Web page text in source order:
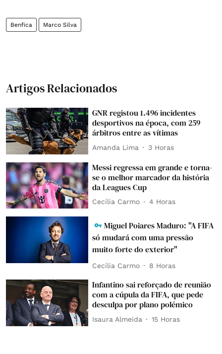
Benfica Marco Silva
Artigos Relacionados
GNR registou 1.496 incidentes
desportivos na época, com 259
árbitros entre as vítimas
Amanda Lima 3 Horas
Messi regressa em grande e torna-
se o melhor marcador da história
da Leagues Cup
Cecília Carmo 4 Horas
Miguel Poiares Maduro: "A FIFA
só mudará com uma pressão
muito forte do exterior"
Cecília Carmo 8 Horas
Infantino sai reforçado de reunião
com a cúpula da FIFA, que pede
desculpa por plano polémico
Isaura Almeida 15 Horas